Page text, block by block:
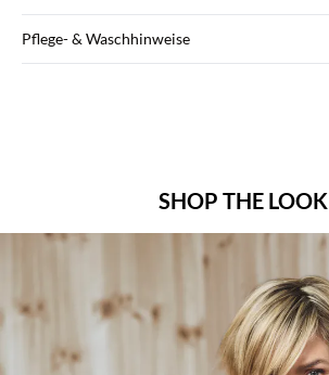
Pflege- & Waschhinweise
SHOP THE LOOK